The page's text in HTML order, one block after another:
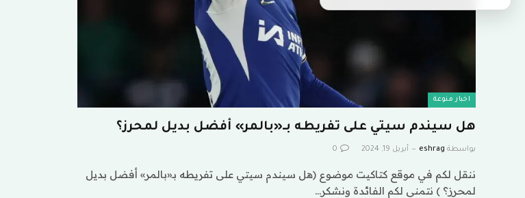
اخبار منوعة
هل سيندم سيتي على تفريطه بـ«بالمر» أفضل بديل لمحرز؟
بواسطة eshrag أبريل 19, 2024 0
ننقل لكم في موقع كتاكيت موضوع (هل سيندم سيتي على تفريطه بـ«بالمر» أفضل بديل
لمحرز؟ ) نتمنى لكم الفائدة ونشكر…